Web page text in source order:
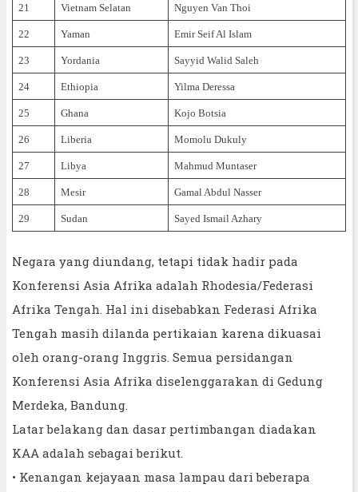
21 Vietnam Selatan Nguyen Van Thoi
22 Yaman Emir Seif Al Islam
23 Yordania Sayyid Walid Saleh
24 Ethiopia Yilma Deressa
25 Ghana Kojo Botsia
26 Liberia Momolu Dukuly
27 Libya Mahmud Muntaser
28 Mesir Gamal Abdul Nasser
29 Sudan Sayed Ismail Azhary
Negara yang diundang, tetapi tidak hadir pada
Konferensi Asia Afrika adalah Rhodesia/Federasi
Afrika Tengah. Hal ini disebabkan Federasi Afrika
Tengah masih dilanda pertikaian karena dikuasai
oleh orang-orang Inggris. Semua persidangan
Konferensi Asia Afrika diselenggarakan di Gedung
Merdeka, Bandung.
Latar belakang dan dasar pertimbangan diadakan
KAA adalah sebagai berikut.
• Kenangan kejayaan masa lampau dari beberapa